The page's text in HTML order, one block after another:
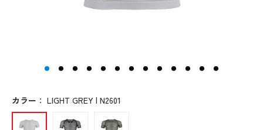
カラー ： LIGHT GREY | N2601